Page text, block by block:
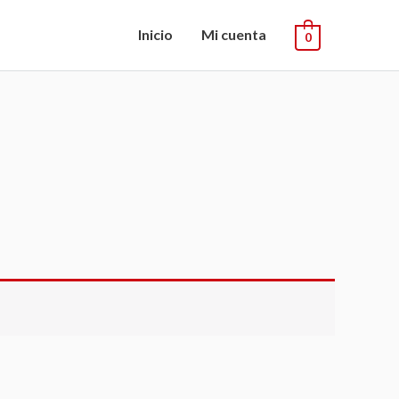
Inicio Mi cuenta 0